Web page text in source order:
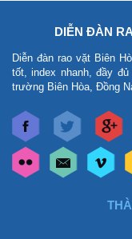
DIỄN ĐÀN
Diễn đàn rao vặt Biên
tốt, index nhanh, đầy
trường Biên Hòa, Đồng